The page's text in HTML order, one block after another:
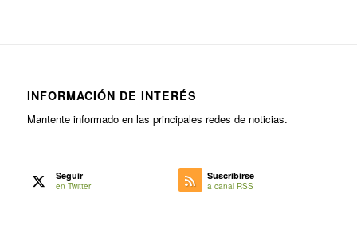
INFORMACIÓN DE INTERÉS
Mantente informado en las principales redes de noticias.
Seguir
en Twitter
Suscribirse
a canal RSS